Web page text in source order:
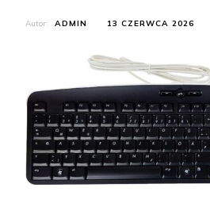
Autor: ADMIN 13 CZERWCA 2026